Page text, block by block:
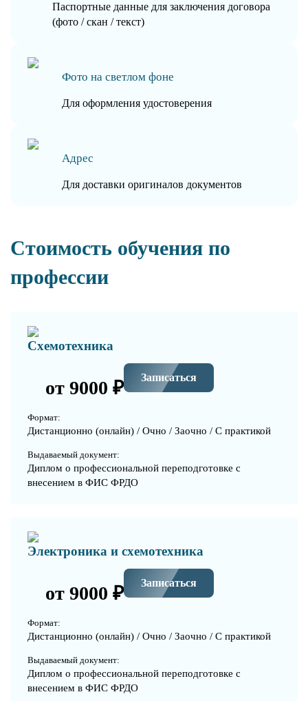
Паспортные данные для заключения договора
(фото / скан / текст)
Фото на светлом фоне
Для оформления удостоверения
Адрес
Для доставки оригиналов документов
Стоимость обучения по
профессии
Схемотехника
от 9000 ₽ Записаться
Формат:
Дистанционно (онлайн) / Очно / Заочно / С практикой
Выдаваемый документ:
Диплом о профессиональной переподготовке с
внесением в ФИС ФРДО
Электроника и схемотехника
от 9000 ₽ Записаться
Формат:
Дистанционно (онлайн) / Очно / Заочно / С практикой
Выдаваемый документ:
Диплом о профессиональной переподготовке с
внесением в ФИС ФРДО